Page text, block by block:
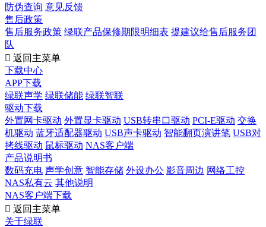
防伪查询 意见反馈
售后政策
售后服务政策 绿联产品保修期限明细表 提建议给售后服务团
队
 返回主菜单
下载中心
APP下载
绿联声学 绿联储能 绿联智联
驱动下载
外置网卡驱动 外置显卡驱动 USB转串口驱动 PCI-E驱动 交换
机驱动 蓝牙适配器驱动 USB声卡驱动 智能翻页演讲笔 USB对
拷线驱动 鼠标驱动 NAS客户端
产品说明书
数码充电 声学创意 智能存储 外设办公 影音周边 网络工控
NAS私有云 其他说明
NAS客户端下载
 返回主菜单
关于绿联